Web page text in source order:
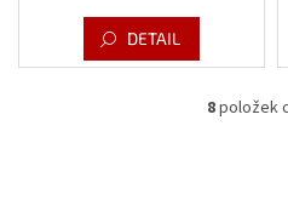
DETAIL
O
8položek